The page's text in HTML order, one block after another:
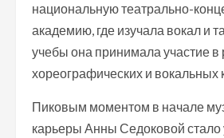
национальную театрально-
академию, где изучала вокал и
учебы она принимала участие в
хореографических и вокальных
Пиковым моментом в начале
карьеры Анны Седоковой стало